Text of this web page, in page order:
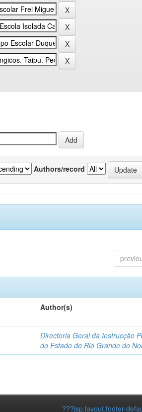
Authors/record
Author(s)
Directoria Geral da Instrucção
do Estado do Rio Grande do
???jsp.layout.footer-